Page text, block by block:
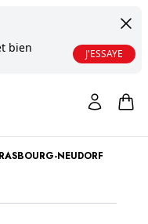
bien
J'ESSAYE
NEUDORF